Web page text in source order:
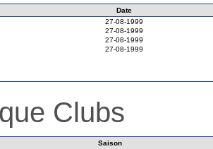
Date
27-08-1999
27-08-1999
27-08-1999
27-08-1999
Clubs
Saison